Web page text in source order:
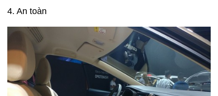
4. An toàn